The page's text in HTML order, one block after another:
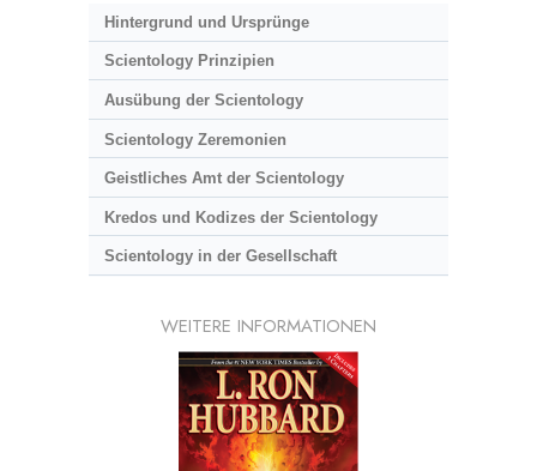
Hintergrund und Ursprünge
Scientology Prinzipien
Ausübung der Scientology
Scientology Zeremonien
Geistliches Amt der Scientology
Kredos und Kodizes der Scientology
Scientology in der Gesellschaft
WEITERE INFORMATIONEN